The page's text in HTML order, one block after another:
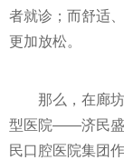
者就诊；而舒适
更加放松。
那么，在廊
型医院——济民盛
民口腔医院集团